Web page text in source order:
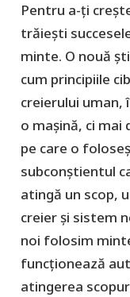
Pentru a-ți
trăiești
minte. O nouă
cum principiile
creierului uman,
o mașină, ci mai
pe care o
subconștientul
atingă un scop,
creier și sistem
noi folosim
funcționează
atingerea